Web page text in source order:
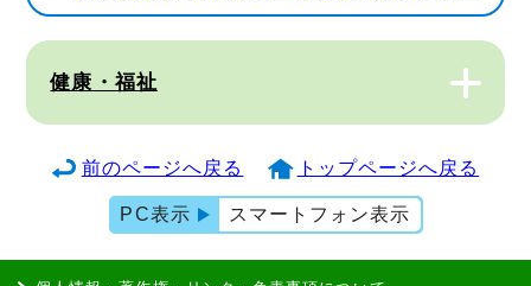
健康・福祉
前のページへ戻る トップページへ戻る
PC表示 スマートフォン表示